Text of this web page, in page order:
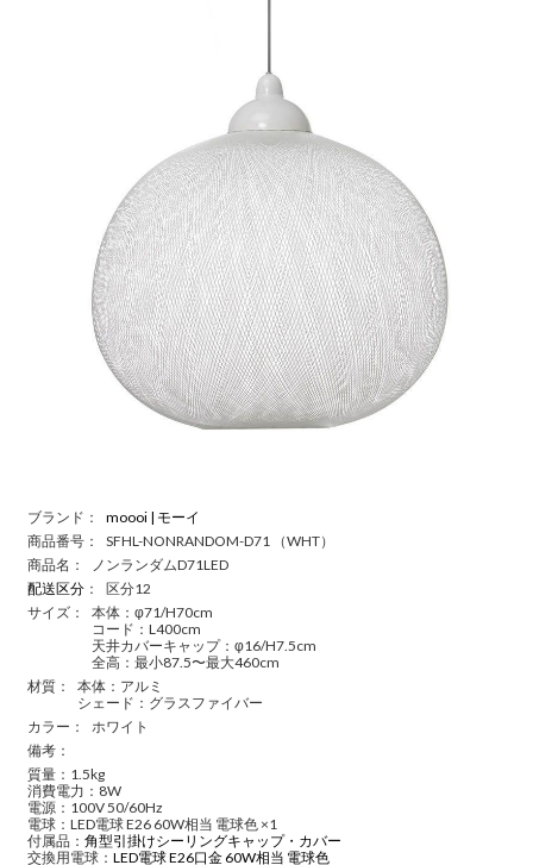
ブランド：
moooi | モーイ
商品番号：
SFHL-NONRANDOM-D71 （WHT）
商品名：
ノンランダムD71LED
配送区分 ：
区分12
サイズ：
本体：φ71/H70cm
コード：L400cm
天井カバーキャップ：φ16/H7.5cm
全高：最小87.5〜最大460cm
材質：
本体：アルミ
シェード：グラスファイバー
カラー：
ホワイト
備考：
質量：1.5kg
消費電力：8W
電源：100V 50/60Hz
電球：LED電球 E26 60W相当 電球色 ×1
付属品： 角型引掛けシーリングキャップ・カバー
交換用電球： LED電球 E26口金 60W相当 電球色